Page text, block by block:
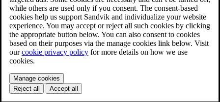
while others are used only if you consent. The consent-based
cookies help us support Sandvik and individualize your website
experience. You may accept or reject all such cookies by clicking
the appropriate button below. You can also consent to cookies
based on their purposes via the manage cookies link below. Visit
ourcookie privacy policy for more details on how we use
cookies.
Manage cookies
Reject all
Accept all